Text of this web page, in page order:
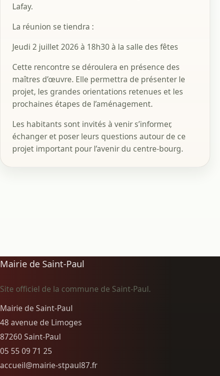
Lafay.
La réunion se tiendra :
Jeudi 2 juillet 2026 à 18h30 à la salle des fêtes
Cette rencontre se déroulera en présence des
maîtres d’œuvre. Elle permettra de présenter le
projet, les grandes orientations retenues et les
prochaines étapes de l’aménagement.
Les habitants sont invités à venir s’informer,
échanger et poser leurs questions autour de ce
projet important pour l’avenir du centre-bourg.
Mairie de Saint-Paul
Site officiel de la commune de Saint-Paul.
Mairie de Saint-Paul
48 avenue de Limoges
87260 Saint-Paul
05 55 09 71 25
accueil@mairie-stpaul87.fr